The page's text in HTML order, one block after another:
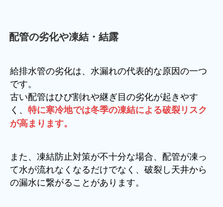
配管の劣化や凍結・結露
給排水管の劣化は、水漏れの代表的な原因の一つ
です。
古い配管はひび割れや継ぎ目の劣化が起きやす
く、 特に寒冷地では冬季の凍結による破裂リスク
が高まります。
また、凍結防止対策が不十分な場合、配管が凍っ
て水が流れなくなるだけでなく、破裂し天井から
の漏水に繋がることがあります。